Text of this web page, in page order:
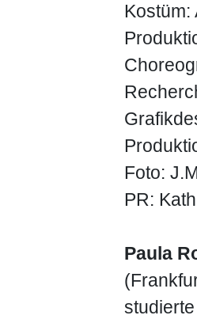
Kostüm:
Foto:
PR:
Paula